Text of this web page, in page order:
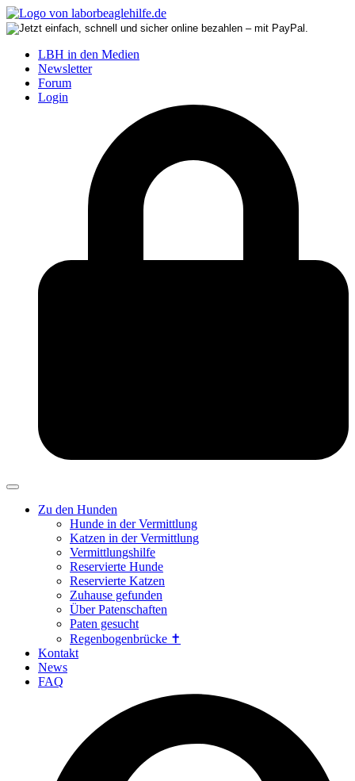
LBH in den Medien
Newsletter
Forum
Login
Zu den Hunden
Hunde in der Vermittlung
Katzen in der Vermittlung
Vermittlungshilfe
Reservierte Hunde
Reservierte Katzen
Zuhause gefunden
Über Patenschaften
Paten gesucht
Regenbogenbrücke ✝
Kontakt
News
FAQ